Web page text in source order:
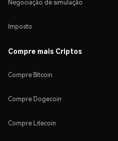
Negociação de simulação
Imposto
Compre mais Criptos
Compre Bitcoin
Compre Dogecoin
Compre Litecoin